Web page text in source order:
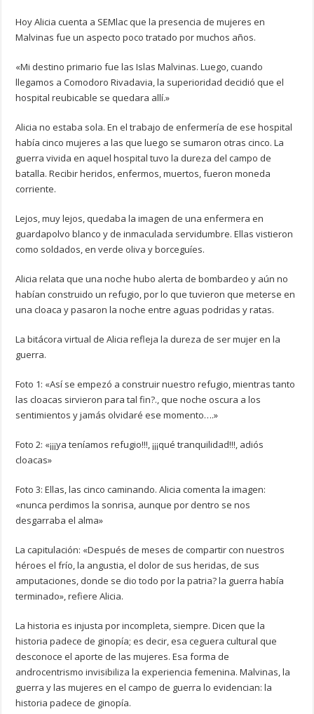
Hoy Alicia cuenta a SEMlac que la presencia de mujeres en
Malvinas fue un aspecto poco tratado por muchos años.
«Mi destino primario fue las Islas Malvinas. Luego, cuando
llegamos a Comodoro Rivadavia, la superioridad decidió que el
hospital reubicable se quedara allí.»
Alicia no estaba sola. En el trabajo de enfermería de ese hospital
había cinco mujeres a las que luego se sumaron otras cinco. La
guerra vivida en aquel hospital tuvo la dureza del campo de
batalla. Recibir heridos, enfermos, muertos, fueron moneda
corriente.
Lejos, muy lejos, quedaba la imagen de una enfermera en
guardapolvo blanco y de inmaculada servidumbre. Ellas vistieron
como soldados, en verde oliva y borceguíes.
Alicia relata que una noche hubo alerta de bombardeo y aún no
habían construido un refugio, por lo que tuvieron que meterse en
una cloaca y pasaron la noche entre aguas podridas y ratas.
La bitácora virtual de Alicia refleja la dureza de ser mujer en la
guerra.
Foto 1: «Así se empezó a construir nuestro refugio, mientras tanto
las cloacas sirvieron para tal fin?., que noche oscura a los
sentimientos y jamás olvidaré ese momento….»
Foto 2: «¡¡¡ya teníamos refugio!!!, ¡¡¡qué tranquilidad!!!, adiós
cloacas»
Foto 3: Ellas, las cinco caminando. Alicia comenta la imagen:
«nunca perdimos la sonrisa, aunque por dentro se nos
desgarraba el alma»
La capitulación: «Después de meses de compartir con nuestros
héroes el frío, la angustia, el dolor de sus heridas, de sus
amputaciones, donde se dio todo por la patria? la guerra había
terminado», refiere Alicia.
La historia es injusta por incompleta, siempre. Dicen que la
historia padece de ginopía; es decir, esa ceguera cultural que
desconoce el aporte de las mujeres. Esa forma de
androcentrismo invisibiliza la experiencia femenina. Malvinas, la
guerra y las mujeres en el campo de guerra lo evidencian: la
historia padece de ginopía.